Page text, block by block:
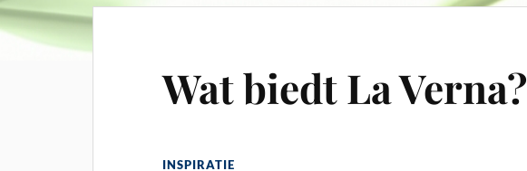
Wat biedt La Verna?
INSPIRATIE